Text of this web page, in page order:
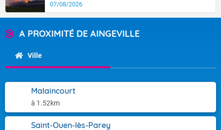
07/08/2026
A PROXIMITÉ DE AINGEVILLE
Ville
Malaincourt
à 1.52km
Saint-Ouen-lès-Parey